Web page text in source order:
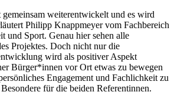
gemeinsam weiterentwickelt und es wird
Philipp Knappmeyer vom Fachbereich
und Sport. Genau hier sehen alle
Projektes. Doch nicht nur die
wird als positiver Aspekt
Bürger*innen vor Ort etwas zu bewegen
Engagement und Fachlichkeit zu
für die beiden Referentinnen.